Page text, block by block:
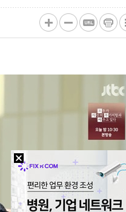
만화